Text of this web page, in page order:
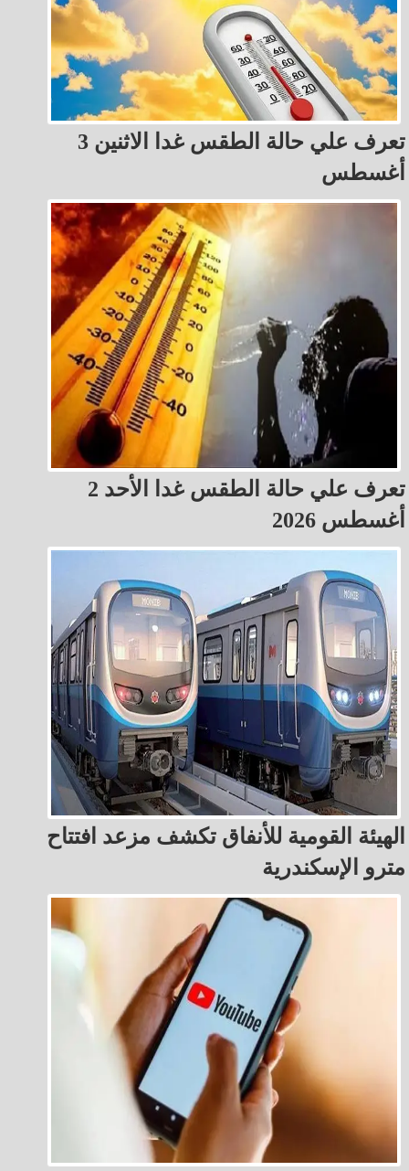
تعرف علي حالة الطقس غدا الاثنين 3
أغسطس
تعرف علي حالة الطقس غدا الأحد 2
أغسطس 2026
الهيئة القومية للأنفاق تكشف مزعد افتتاح
مترو الإسكندرية